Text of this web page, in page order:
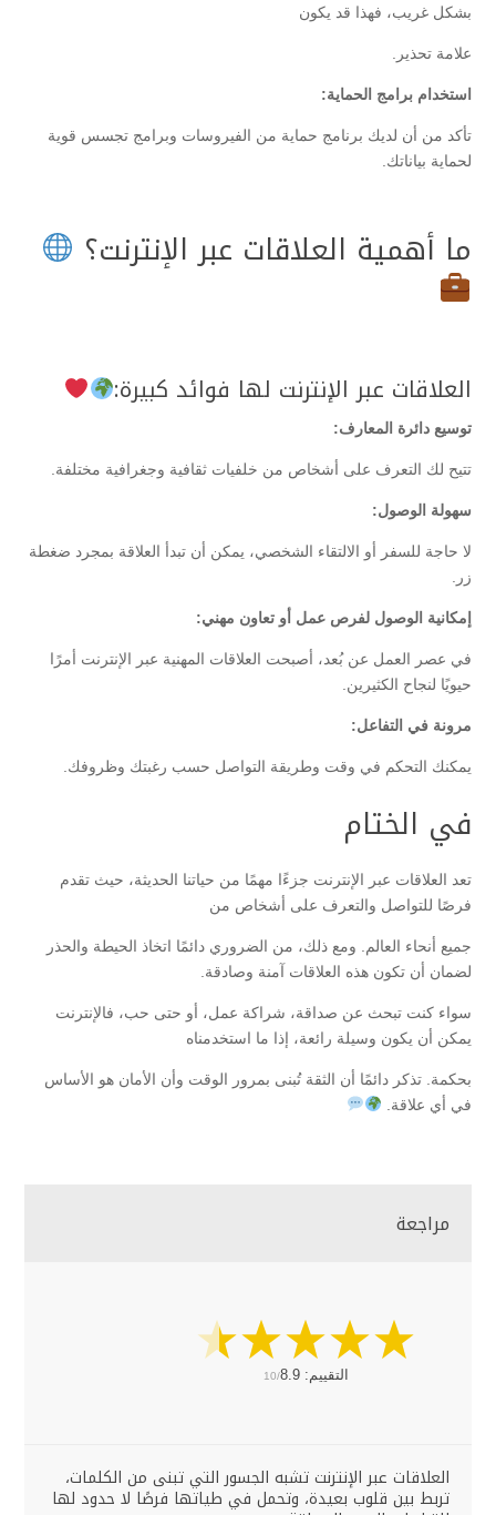
بشكل غريب، فهذا قد يكون
علامة تحذير.
استخدام برامج الحماية:
تأكد من أن لديك برنامج حماية من الفيروسات وبرامج تجسس قوية
لحماية بياناتك.
ما أهمية العلاقات عبر الإنترنت؟
العلاقات عبر الإنترنت لها فوائد كبيرة:
توسيع دائرة المعارف:
تتيح لك التعرف على أشخاص من خلفيات ثقافية وجغرافية مختلفة.
سهولة الوصول:
لا حاجة للسفر أو الالتقاء الشخصي، يمكن أن تبدأ العلاقة بمجرد ضغطة
زر.
إمكانية الوصول لفرص عمل أو تعاون مهني:
في عصر العمل عن بُعد، أصبحت العلاقات المهنية عبر الإنترنت أمرًا
حيويًا لنجاح الكثيرين.
مرونة في التفاعل:
يمكنك التحكم في وقت وطريقة التواصل حسب رغبتك وظروفك.
في الختام
تعد العلاقات عبر الإنترنت جزءًا مهمًا من حياتنا الحديثة، حيث تقدم
فرصًا للتواصل والتعرف على أشخاص من
جميع أنحاء العالم. ومع ذلك، من الضروري دائمًا اتخاذ الحيطة والحذر
لضمان أن تكون هذه العلاقات آمنة وصادقة.
سواء كنت تبحث عن صداقة، شراكة عمل، أو حتى حب، فالإنترنت
يمكن أن يكون وسيلة رائعة، إذا ما استخدمناه
بحكمة. تذكر دائمًا أن الثقة تُبنى بمرور الوقت وأن الأمان هو الأساس
في أي علاقة.
مراجعة
التقييم: 10/8.9
العلاقات عبر الإنترنت تشبه الجسور التي تبنى من الكلمات،
تربط بين قلوب بعيدة، وتحمل في طياتها فرصًا لا حدود لها